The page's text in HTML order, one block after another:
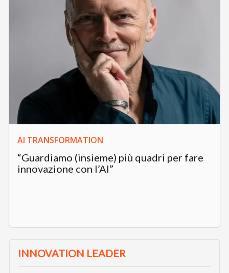
AI TRANSFORMATION
“Guardiamo (insieme) più quadri per fare
innovazione con l’AI”
INNOVATION LEADER